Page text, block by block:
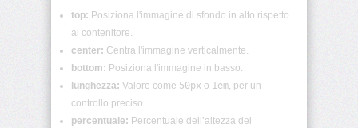
Commenti
accent-
color
top: Posiziona l'immagine di sfondo in alto rispetto
al contenitore.
center: Centra l'immagine verticalmente.
bottom: Posiziona l'immagine in basso.
lunghezza: Valore come 50px o 1em, per un
controllo preciso.
percentuale: Percentuale dell’altezza del